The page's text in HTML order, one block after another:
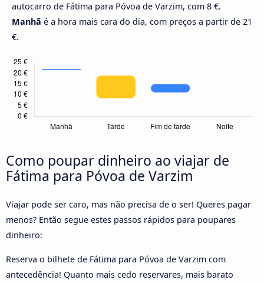
autocarro de Fátima para Póvoa de Varzim, com 8 €.
Manhã é a hora mais cara do dia, com preços a partir de 21
€.
Como poupar dinheiro ao viajar de
Fátima para Póvoa de Varzim
Viajar pode ser caro, mas não precisa de o ser! Queres pagar
menos? Então segue estes passos rápidos para poupares
dinheiro:
Reserva o bilhete de Fátima para Póvoa de Varzim com
antecedência! Quanto mais cedo reservares, mais barato